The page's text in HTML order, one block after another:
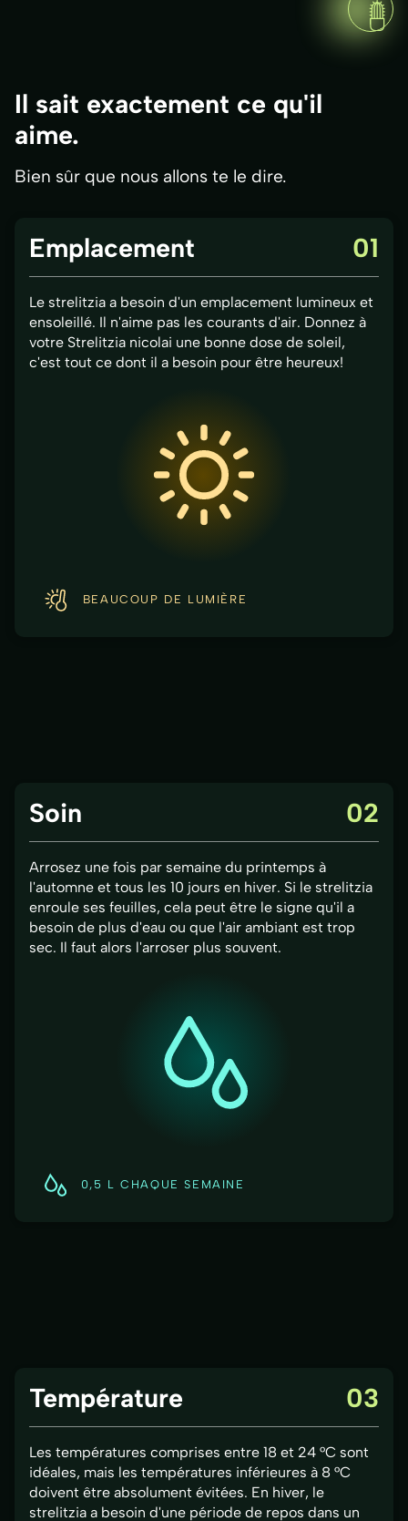
Il sait exactement ce qu'il
aime.
Bien sûr que nous allons te le dire.
Emplacement
Le strelitzia a besoin d'un emplacement lumineux et
ensoleillé. Il n'aime pas les courants d'air. Donnez à
votre Strelitzia nicolai une bonne dose de soleil,
c'est tout ce dont il a besoin pour être heureux!
01
BEAUCOUP DE LUMIÈRE
Soin
Arrosez une fois par semaine du printemps à
l'automne et tous les 10 jours en hiver. Si le strelitzia
enroule ses feuilles, cela peut être le signe qu'il a
besoin de plus d'eau ou que l'air ambiant est trop
sec. Il faut alors l'arroser plus souvent.
02
0,5 L CHAQUE SEMAINE
Température
Les températures comprises entre 18 et 24 °C sont
idéales, mais les températures inférieures à 8 °C
doivent être absolument évitées. En hiver, le
strelitzia a besoin d'une période de repos dans un
03